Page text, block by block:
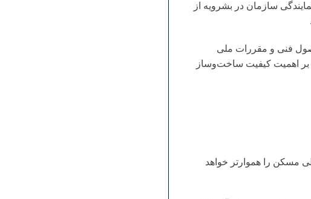
سازمان در بشرویه از
فنی و مقررات ملی
بر اهمیت کیفیت ساخت‌وساز
مسکن را هموارتر خواهد